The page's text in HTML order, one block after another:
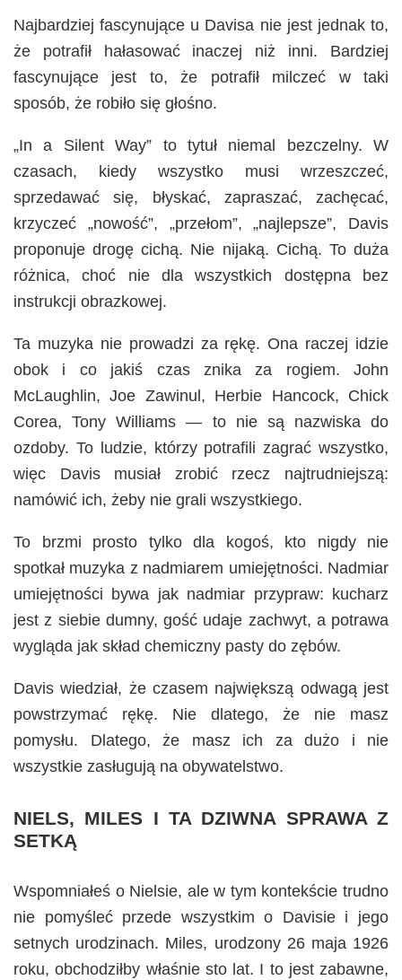
Najbardziej fascynujące u Davisa nie jest jednak to,
że potrafił hałasować inaczej niż inni. Bardziej
fascynujące jest to, że potrafił milczeć w taki
sposób, że robiło się głośno.
„In a Silent Way” to tytuł niemal bezczelny. W
czasach, kiedy wszystko musi wrzeszczeć,
sprzedawać się, błyskać, zapraszać, zachęcać,
krzyczeć „nowość”, „przełom”, „najlepsze”, Davis
proponuje drogę cichą. Nie nijaką. Cichą. To duża
różnica, choć nie dla wszystkich dostępna bez
instrukcji obrazkowej.
Ta muzyka nie prowadzi za rękę. Ona raczej idzie
obok i co jakiś czas znika za rogiem. John
McLaughlin, Joe Zawinul, Herbie Hancock, Chick
Corea, Tony Williams — to nie są nazwiska do
ozdoby. To ludzie, którzy potrafili zagrać wszystko,
więc Davis musiał zrobić rzecz najtrudniejszą:
namówić ich, żeby nie grali wszystkiego.
To brzmi prosto tylko dla kogoś, kto nigdy nie
spotkał muzyka z nadmiarem umiejętności. Nadmiar
umiejętności bywa jak nadmiar przypraw: kucharz
jest z siebie dumny, gość udaje zachwyt, a potrawa
wygląda jak skład chemiczny pasty do zębów.
Davis wiedział, że czasem największą odwagą jest
powstrzymać rękę. Nie dlatego, że nie masz
pomysłu. Dlatego, że masz ich za dużo i nie
wszystkie zasługują na obywatelstwo.
NIELS, MILES I TA DZIWNA SPRAWA Z
SETKĄ
Wspomniałeś o Nielsie, ale w tym kontekście trudno
nie pomyśleć przede wszystkim o Davisie i jego
setnych urodzinach. Miles, urodzony 26 maja 1926
roku, obchodziłby właśnie sto lat. I to jest zabawne,